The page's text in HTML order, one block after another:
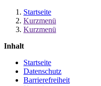
Startseite
Kurzmenü
Kurzmenü
Inhalt
Startseite
Datenschutz
Barrierefreiheit